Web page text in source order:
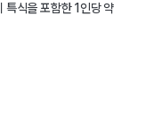
식을 포함한 1인당 약